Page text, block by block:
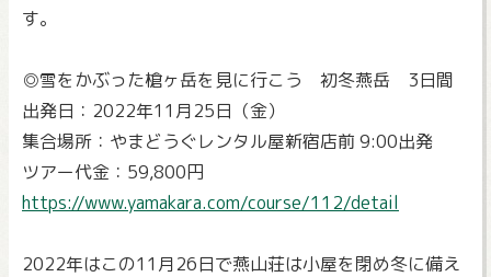
す。
◎雪をかぶった槍ヶ岳を見に行こう 初冬燕岳 3日間
出発日：2022年11月25日（金）
集合場所：やまどうぐレンタル屋新宿店前 9:00出発
ツアー代金：59,800円
https://www.yamakara.com/course/112/detail
2022年はこの11月26日で燕山荘は小屋を閉め冬に備え